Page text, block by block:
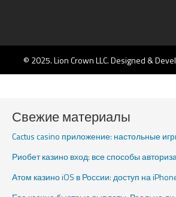
© 2025. Lion Crown LLC. Designed &
Свежие материалы
Cactus casino приложение: настольные
Риобет казино вход: все способы
Атом казино iOS в России: доступ на